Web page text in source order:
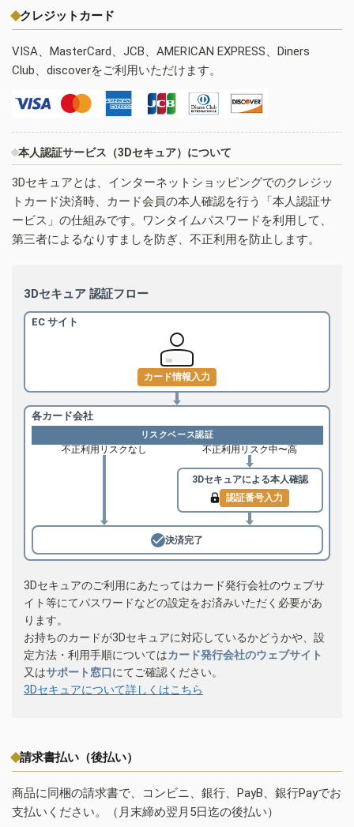
クレジットカード
VISA、MasterCard、JCB、AMERICAN EXPRESS、Diners
Club、discoverをご利用いただけます。
本人認証サービス（3Dセキュア）について
3Dセキュアとは、インターネットショッピングでのクレジッ
トカード決済時、カード会員の本人確認を行う「本人認証サ
ービス」の仕組みです。ワンタイムパスワードを利用して、
第三者によるなりすましを防ぎ、不正利用を防止します。
3Dセキュア 認証フロー
EC サイト
カード情報入力
各カード会社
リスクベース認証
不正利用リスクなし 不正利用リスク中〜高
3Dセキュアによる本人確認
認証番号入力
決済完了
3Dセキュアのご利用にあたってはカード発行会社のウェブサ
イト等にてパスワードなどの設定をお済みいただく必要があ
ります。
お持ちのカードが3Dセキュアに対応しているかどうかや、設
定方法・利用手順についてはカード発行会社のウェブサイト
又はサポート窓口にてご確認ください。
3Dセキュアについて詳しくはこちら
請求書払い（後払い）
商品に同梱の請求書で、コンビニ、銀行、PayB、銀行Payでお
支払いください。（月末締め翌月5日迄の後払い）